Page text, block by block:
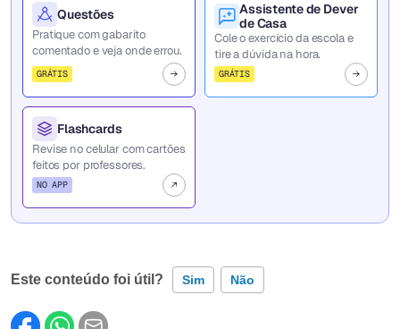
Questões
Pratique com gabarito
comentado e veja onde errou.
GRÁTIS
Assistente de Dever
de Casa
Cole o exercício da escola e
tire a dúvida na hora.
GRÁTIS
Flashcards
Revise no celular com cartões
feitos por professores.
NO APP
Este conteúdo foi útil? Sim Não